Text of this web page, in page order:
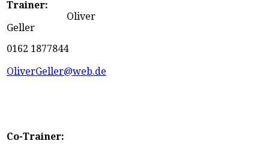
Trainer:
Oliver
Geller
0162 1877844
OliverGeller@web.de
Co-Trainer: